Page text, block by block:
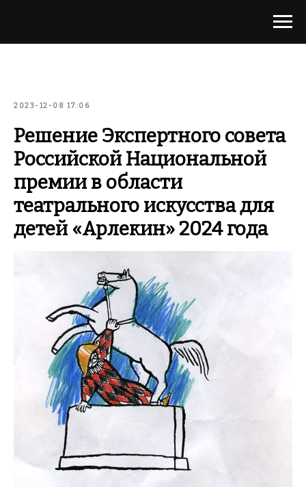
2023-12-08 17:06
Решение Экспертного совета
Российской Национальной
премии в области
театрального искусства для
детей «Арлекин» 2024 года